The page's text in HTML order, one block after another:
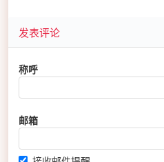
发表评论
称呼
邮箱